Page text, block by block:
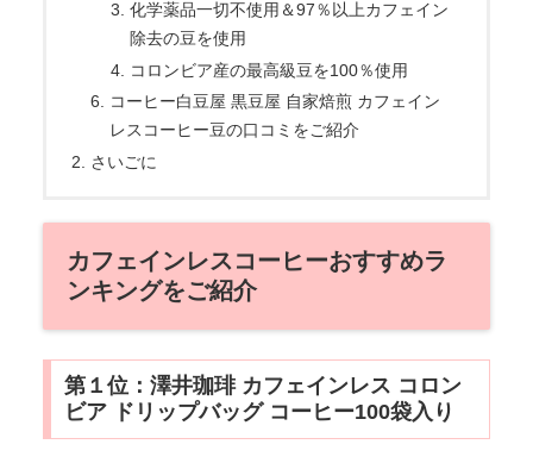
化学薬品一切不使用＆97％以上カフェイン
除去の豆を使用
コロンビア産の最高級豆を100％使用
コーヒー白豆屋 黒豆屋 自家焙煎 カフェイン
レスコーヒー豆の口コミをご紹介
さいごに
カフェインレスコーヒーおすすめラ
ンキングをご紹介
第１位：澤井珈琲 カフェインレス コロン
ビア ドリップバッグ コーヒー100袋入り